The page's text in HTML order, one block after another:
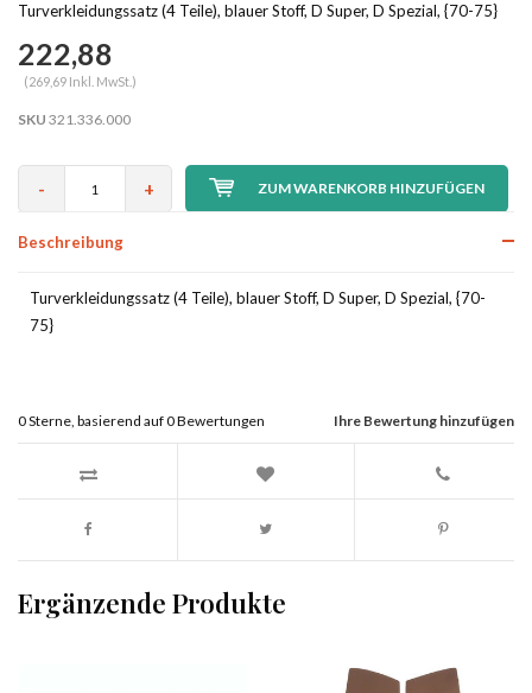
Turverkleidungssatz (4 Teile), blauer Stoff, D Super, D Spezial, {70-75}
222,88
(269,69 Inkl. MwSt.)
SKU 321.336.000
- + ZUM WARENKORB HINZUFÜGEN
Beschreibung
Turverkleidungssatz (4 Teile), blauer Stoff, D Super, D Spezial, {70-
75}
Ihre Bewertung hinzufügen
0Sterne, basierend auf0Bewertungen
Ergänzende Produkte